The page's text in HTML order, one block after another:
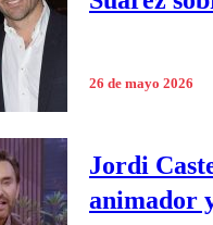
26 de mayo 2026
Jordi
animador